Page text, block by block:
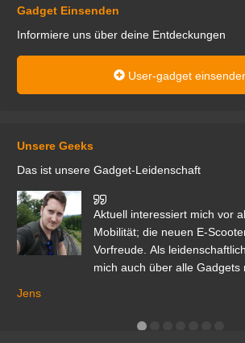
Gadget Einsenden
Informiere uns über deine Entdeckungen
User-gadget
Unsere Geeks
Das ist unsere Gadget-Leidenschaft
Aktuell interessiert mich vor
Mobilität; die neuen E-
Vorfreude. Als
mich auch über alle Gadgets
Jens